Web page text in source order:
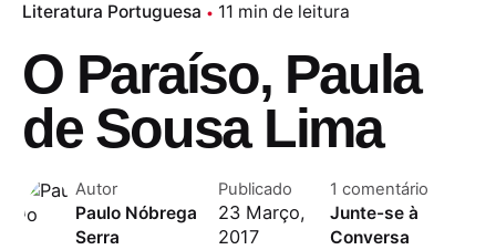
Literatura Portuguesa 11 min de leitura
O Paraíso, Paula
de Sousa Lima
Autor
Paulo Nóbrega
Serra
Publicado
23 Março,
2017
1 comentário
Junte-se à
Conversa